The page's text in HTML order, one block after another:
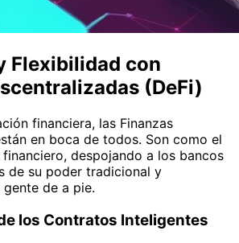
Flexibilidad con
(DeFi)
financiera, las Finanzas
en boca de todos. Son como el
despojando a los bancos
de su poder tradicional y
de a pie.
los Contratos Inteligentes